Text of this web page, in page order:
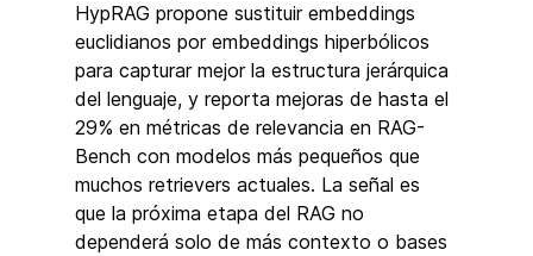
HypRAG propone sustituir embeddings
euclidianos por embeddings hiperbólicos
para capturar mejor la estructura jerárquica
del lenguaje, y reporta mejoras de hasta el
29% en métricas de relevancia en RAG-
Bench con modelos más pequeños que
muchos retrievers actuales. La señal es
que la próxima etapa del RAG no
dependerá solo de más contexto o bases